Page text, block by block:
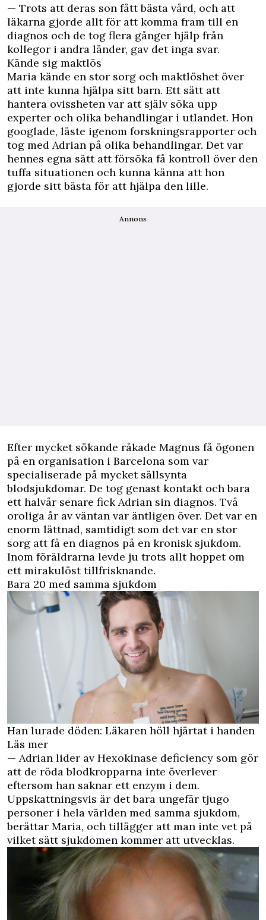
— Trots att deras son fått bästa vård, och att
läkarna gjorde allt för att komma fram till en
diagnos och de tog flera gånger hjälp från
kollegor i andra länder, gav det inga svar.
Kände sig maktlös
Maria kände en stor sorg och maktlöshet över
att inte kunna hjälpa sitt barn. Ett sätt att
hantera ovissheten var att själv söka upp
experter och olika behandlingar i utlandet. Hon
googlade, läste igenom forskningsrapporter och
tog med Adrian på olika behandlingar. Det var
hennes egna sätt att försöka få kontroll över den
tuffa situationen och kunna känna att hon
gjorde sitt bästa för att hjälpa den lille.
Annons
Efter mycket sökande råkade Magnus få ögonen
på en organisation i Barcelona som var
specialiserade på mycket sällsynta
blodsjukdomar. De tog genast kontakt och bara
ett halvår senare fick Adrian sin diagnos. Två
oroliga år av väntan var äntligen över. Det var en
enorm lättnad, samtidigt som det var en stor
sorg att få en diagnos på en kronisk sjukdom.
Inom föräldrarna levde ju trots allt hoppet om
ett mirakulöst tillfrisknande.
Bara 20 med samma sjukdom
Han lurade döden: Läkaren höll hjärtat i handen
Läs mer
— Adrian lider av Hexokinase deficiency som gör
att de röda blodkropparna inte överlever
eftersom han saknar ett enzym i dem.
Uppskattningsvis är det bara ungefär tjugo
personer i hela världen med samma sjukdom,
berättar Maria, och tillägger att man inte vet på
vilket sätt sjukdomen kommer att utvecklas.